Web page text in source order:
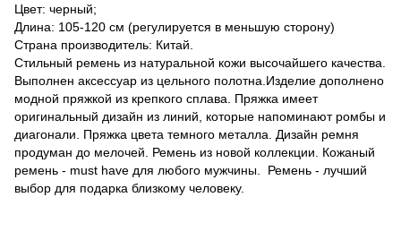
Цвет: черный;
Длина: 105-120 см (регулируется в меньшую сторону)
Страна производитель: Китай.
Стильный ремень из натуральной кожи высочайшего качества.
Выполнен аксессуар из цельного полотна.Изделие дополнено
модной пряжкой из крепкого сплава. Пряжка имеет
оригинальный дизайн из линий, которые напоминают ромбы и
диагонали. Пряжка цвета темного металла. Дизайн ремня
продуман до мелочей. Ремень из новой коллекции. Кожаный
ремень - must have для любого мужчины. Ремень - лучший
выбор для подарка близкому человеку.